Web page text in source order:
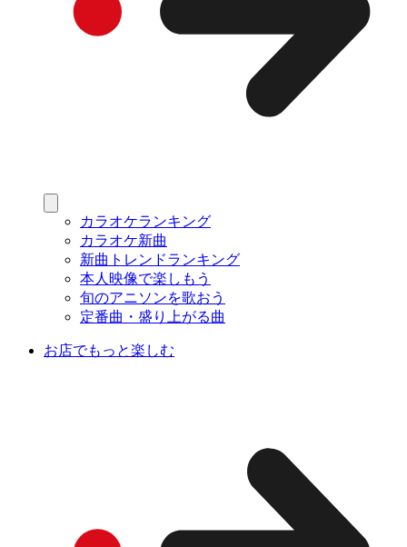
カラオケランキング
カラオケ新曲
新曲トレンドランキング
本人映像で楽しもう
旬のアニソンを歌おう
定番曲・盛り上がる曲
お店でもっと楽しむ